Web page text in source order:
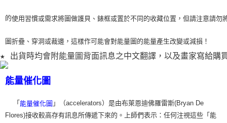
的使用習慣或需求將圖做護貝、錶框或置於不同的收藏位置，但請注意請勿
圖折疊、穿洞或裁邊，這樣作可能會對能量圖的能量產生改變或減損！
★ 出貨時均會附能量圖背面訊息之中文翻譯，以及畫家寫給購
能量催化圖
「 能量催化圖 」（accelerators）是由布萊恩迪佛羅雷斯(Bryan De
Flores)接收較高存有訊息所傳遞下來的。上師們表示：任何注視這些「能